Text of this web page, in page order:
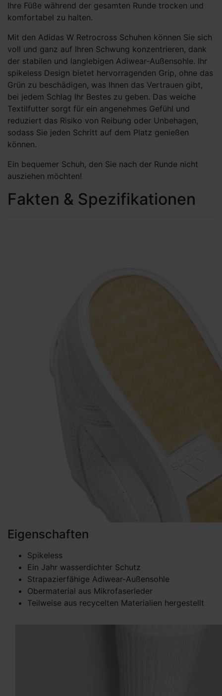
Ihre Füße während der gesamten Runde trocken und
komfortabel zu halten.
Mit den Adidas W Retrocross Schuhen können Sie sich
voll und ganz auf Ihren Schwung konzentrieren, dank
der stabilen und langlebigen Adiwear-Außensohle. Ihr
spikeless Design bietet hervorragenden Grip, ohne das
Grün zu beschädigen, was Ihnen das Vertrauen gibt,
bei jedem Schlag Ihr Bestes zu geben. Das weiche
Textilfutter sorgt für ein angenehmes Gefühl und
reduziert das Risiko von Reibung oder Unbehagen,
sodass Sie jeden Schritt auf dem Platz genießen
können.
Ein bequemer Schuh, den Sie nach der Runde nicht
ausziehen möchten!
Fakten & Spezifikationen
Eigenschaften
Spikeless
Ein Jahr wasserdichter Schutz
Strapazierfähige Adiwear-Außensohle
Obermaterial aus Mikrofaserleder
Teilweise aus recycelten Materialien hergestellt